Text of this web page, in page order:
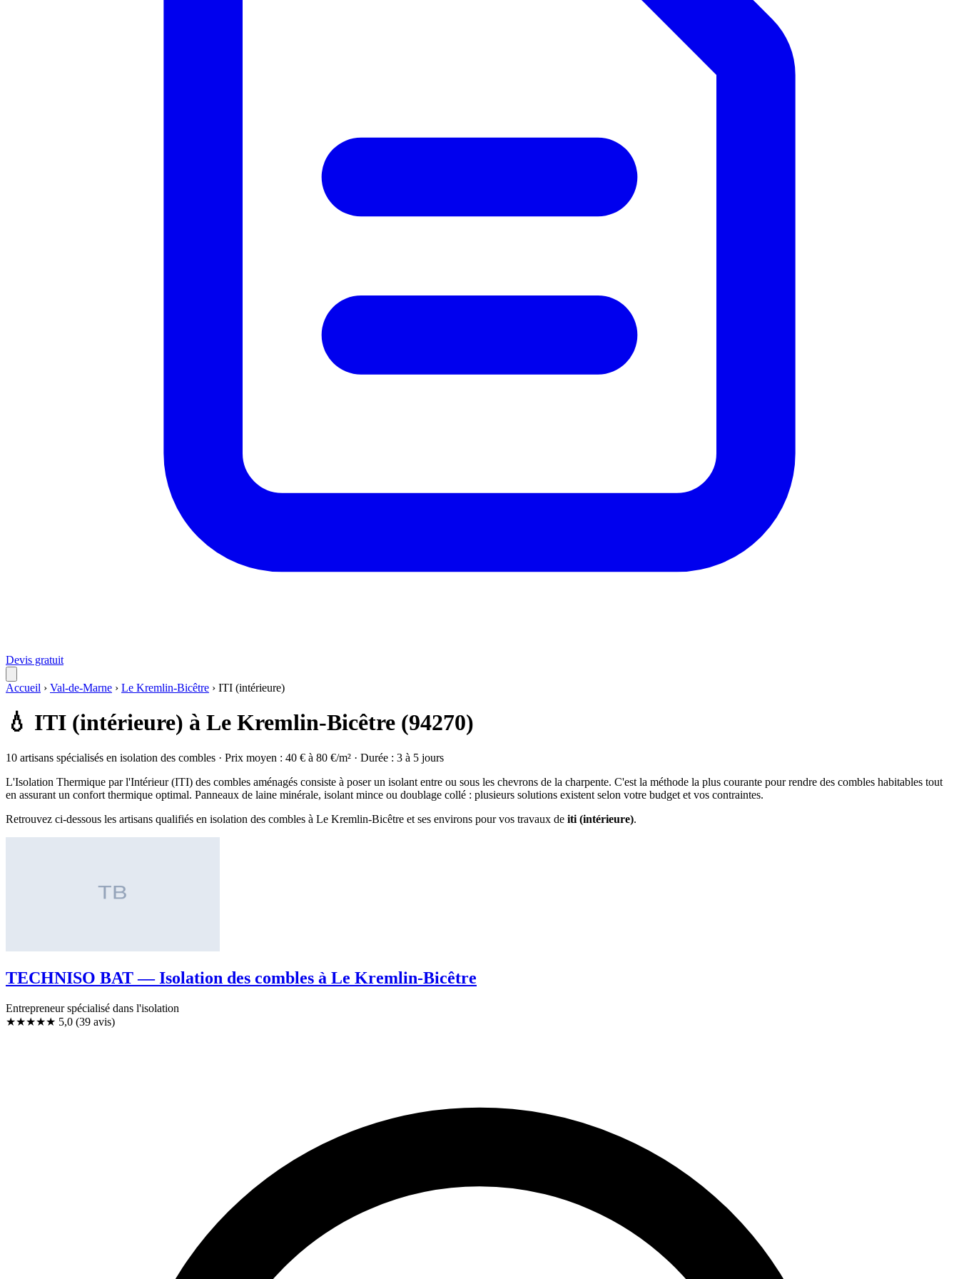
Devis gratuit
Accueil › Val-de-Marne › Le Kremlin-Bicêtre › ITI (intérieure)
💧 ITI (intérieure) à Le Kremlin-Bicêtre (94270)
10 artisans spécialisés en isolation des combles · Prix moyen : 40 € à 80 €/m² · Durée : 3 à 5 jours
L'Isolation Thermique par l'Intérieur (ITI) des combles aménagés consiste à poser un isolant entre ou sous les chevrons de la charpente. C'est la méthode la plus courante pour rendre des combles habitables tout
en assurant un confort thermique optimal. Panneaux de laine minérale, isolant mince ou doublage collé : plusieurs solutions existent selon votre budget et vos contraintes.
Retrouvez ci-dessous les artisans qualifiés en isolation des combles à Le Kremlin-Bicêtre et ses environs pour vos travaux de iti (intérieure).
TECHNISO BAT — Isolation des combles à Le Kremlin-Bicêtre
Entrepreneur spécialisé dans l'isolation
★★★★★ 5,0 (39 avis)